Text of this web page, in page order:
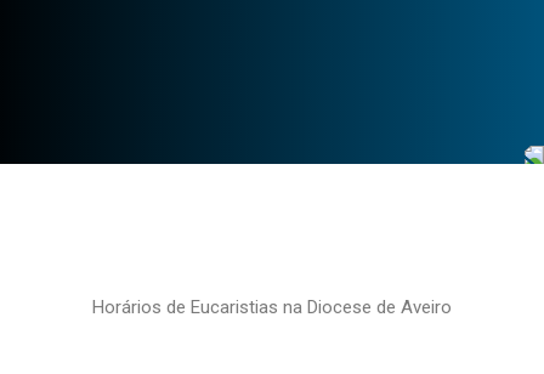
Horários de Eucaristias na Diocese de Aveiro